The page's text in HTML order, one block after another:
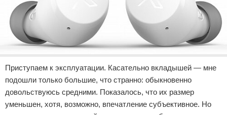
Приступаем к эксплуатации. Касательно вкладышей — мне
подошли только большие, что странно: обыкновенно
довольствуюсь средними. Показалось, что их размер
уменьшен, хотя, возможно, впечатление субъективное. Но